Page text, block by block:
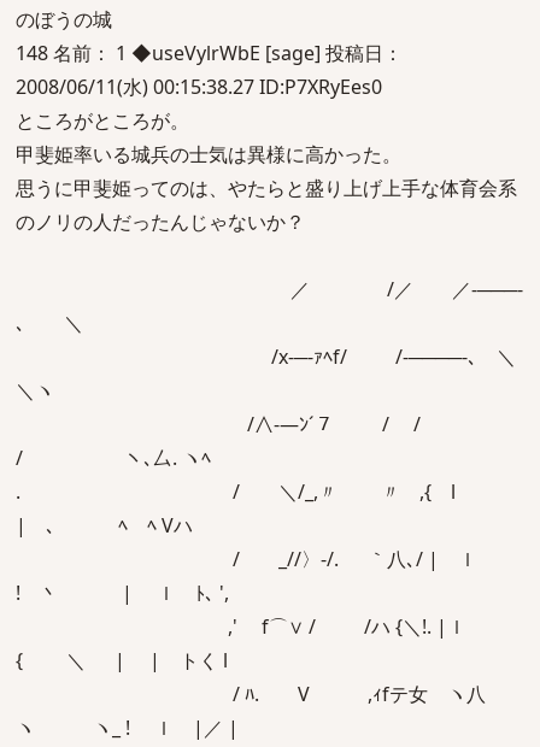
のぼうの城
148 名前： 1 ◆useVylrWbE [sage] 投稿日：
2008/06/11(水) 00:15:38.27 ID:P7XRyEes0
ところがところが。
甲斐姫率いる城兵の士気は異様に高かった。
思うに甲斐姫ってのは、やたらと盛り上げ上手な体育会系
のノリの人だったんじゃないか？
／ /／ ／‐───-
､ ＼
/x-─‐ｧﾍf/ /-────-､ ＼
＼ヽ
/∧-―ﾝ´７ / /
/ ヽ､厶. ヽﾍ
. / ＼/_,〃 〃 ,{ l
| 、 ﾍ ﾍ Vハ
/ _//〉‐/. ｀八､/ | ｌ
! 丶 | ｌ ﾄ､ ',
,' f⌒∨ / /ハ {＼!. |ｌ
{ ＼ | | トく l
/ ﾊ. V ,ｨfテ女 ヽ八
ヽ ヽ_ ! ｌ |／ |